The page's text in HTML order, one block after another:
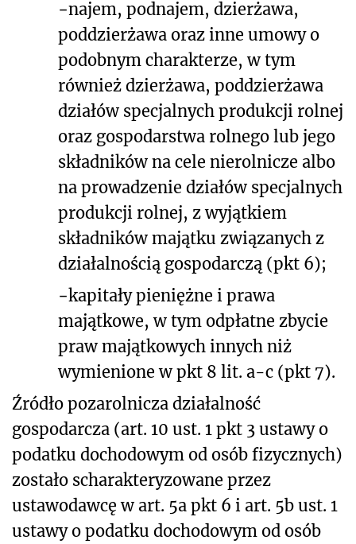
−najem, podnajem, dzierżawa,
poddzierżawa oraz inne umowy o
podobnym charakterze, w tym
również dzierżawa, poddzierżawa
działów specjalnych produkcji rolnej
oraz gospodarstwa rolnego lub jego
składników na cele nierolnicze albo
na prowadzenie działów specjalnych
produkcji rolnej, z wyjątkiem
składników majątku związanych z
działalnością gospodarczą (pkt 6);
−kapitały pieniężne i prawa
majątkowe, w tym odpłatne zbycie
praw majątkowych innych niż
wymienione w pkt 8 lit. a-c (pkt 7).
Źródło pozarolnicza działalność
gospodarcza (art. 10 ust. 1 pkt 3 ustawy o
podatku dochodowym od osób fizycznych)
zostało scharakteryzowane przez
ustawodawcę w art. 5a pkt 6 i art. 5b ust. 1
ustawy o podatku dochodowym od osób